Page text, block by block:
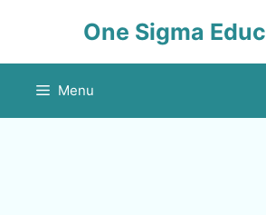
One Sigma
Menu